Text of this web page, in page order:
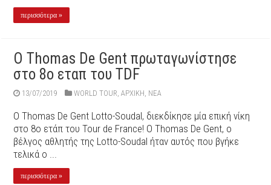
περισσότερα »
Ο Thomas De Gent πρωταγωνίστησε
στο 8ο εταπ του TDF
13/07/2019 WORLD TOUR ,ΑΡΧΙΚΉ ΝΕΑ
Ο Thomas De Gent Lotto-Soudal, διεκδίκησε μία επική νίκη
στο 8ο ετάπ του Tour de France! Ο Thomas De Gent, o
βέλγος αθλητής της Lotto-Soudal ήταν αυτός που βγήκε
τελικά ο ...
περισσότερα »